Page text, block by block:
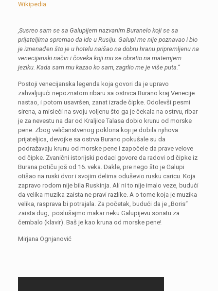
Wikipedia
,Susreo sam se sa Galupijem nazvanim Buranelo koji se sa
prijateljima spremao da ide u Rusiju. Galupi me nije poznavao i bio
je iznenađen što je u hotelu naišao na dobru hranu pripremljenu na
venecijanski način i čoveka koji mu se obratio na maternjem
jeziku. Kada sam mu kazao ko sam, zagrlio me je više puta.“
Postoji venecijanska legenda koja govori da je upravo
zahvaljujući nepoznatom ribaru sa ostrvca Burano kraj Venecije
nastao, i potom usavršen, zanat izrade čipke. Odolevši pesmi
sirena, a misleći na svoju voljenu što ga je čekala na ostrvu, ribar
je za nevestu na dar od Kraljice Talasa dobio krunu od morske
pene. Zbog veličanstvenog poklona koji je dobila njihova
prijateljica, devojke sa ostrva Burano pokušale su da
podražavaju krunu od morske pene i započele da prave velove
od čipke. Zvanični istorijski podaci govore da radovi od čipke iz
Burana potiču još od 16. veka. Dakle, pre nego što je Galupi
otišao na ruski dvor i svojim delima oduševio rusku caricu. Koja
zapravo rodom nije bila Ruskinja. Ali ni to nije imalo veze, budući
da velika muzika zaista ne pravi razlike. A o tome koja je muzika
velika, rasprava bi potrajala. Za početak, budući da je „Boris“
zaista dug, poslušajmo makar neku Galupijevu sonatu za
čembalo (klavir). Baš je kao kruna od morske pene!
Mirjana Ognjanović